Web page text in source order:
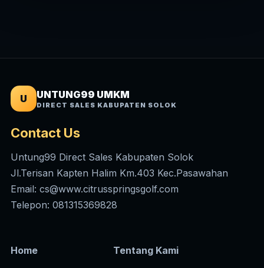
U UNTUNG99 UMKM
DIRECT SALES KABUPATEN SOLOK
Contact Us
Untung99 Direct Sales Kabupaten Solok
Jl.Terisan Kapten Halim Km.403 Kec.Pasawahan
Email: cs@www.citrusspringsgolf.com
Telepon: 081315369828
Home
Tentang Kami